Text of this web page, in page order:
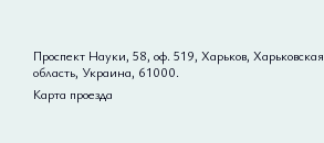
Проспект Науки, 58, оф. 519, Харьков, Харьковская
область, Украина, 61000.
Карта проезда